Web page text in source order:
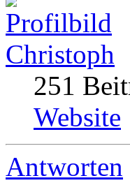
Christoph
251
Website
Antworten